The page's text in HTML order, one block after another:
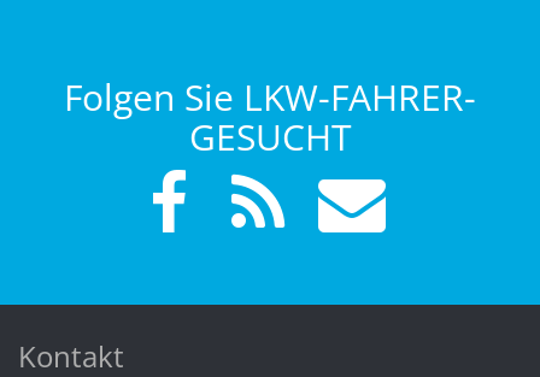
Folgen Sie LKW-FAHRER-
GESUCHT
Kontakt